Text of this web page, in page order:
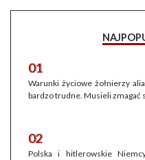
01
Warunki życiowe żołnierzy
bardzo trudne. Musieli zmagać
02
Polska i hitlerowskie